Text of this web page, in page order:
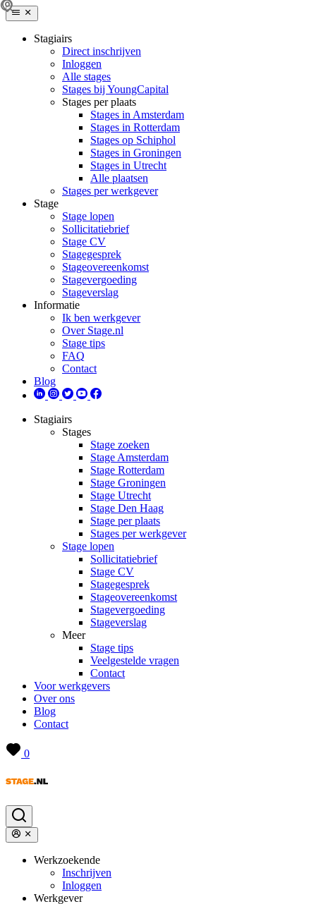
Stagiairs
Direct inschrijven
Inloggen
Alle stages
Stages bij YoungCapital
Stages per plaats
Stages in Amsterdam
Stages in Rotterdam
Stages op Schiphol
Stages in Groningen
Stages in Utrecht
Alle plaatsen
Stages per werkgever
Stage
Stage lopen
Sollicitatiebrief
Stage CV
Stagegesprek
Stageovereenkomst
Stagevergoeding
Stageverslag
Informatie
Ik ben werkgever
Over Stage.nl
Stage tips
FAQ
Contact
Blog
Stagiairs
Stages
Stage zoeken
Stage Amsterdam
Stage Rotterdam
Stage Groningen
Stage Utrecht
Stage Den Haag
Stage per plaats
Stages per werkgever
Stage lopen
Sollicitatiebrief
Stage CV
Stagegesprek
Stageovereenkomst
Stagevergoeding
Stageverslag
Meer
Stage tips
Veelgestelde vragen
Contact
Voor werkgevers
Over ons
Blog
Contact
0
Werkzoekende
Inschrijven
Inloggen
Werkgever